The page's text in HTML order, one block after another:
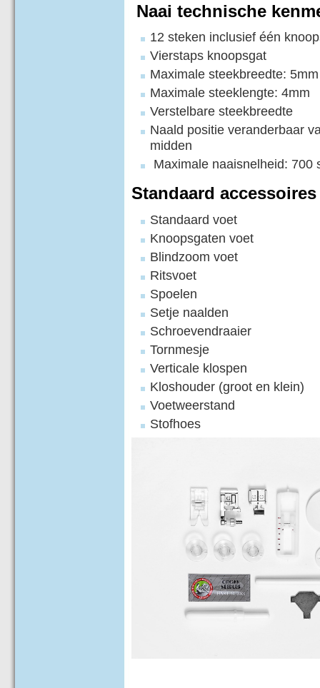
Naai technische
12 steken inclusief één
Vierstaps knoopsgat
Maximale steekbreedte: 5mm
Maximale steeklengte: 4mm
Verstelbare steekbreedte
Naald positie veranderbaar
midden
Maximale naaisnelheid: 700
Standaard accessoires
Standaard voet
Knoopsgaten voet
Blindzoom voet
Ritsvoet
Spoelen
Setje naalden
Schroevendraaier
Tornmesje
Verticale klospen
Kloshouder (groot en klein)
Voetweerstand
Stofhoes